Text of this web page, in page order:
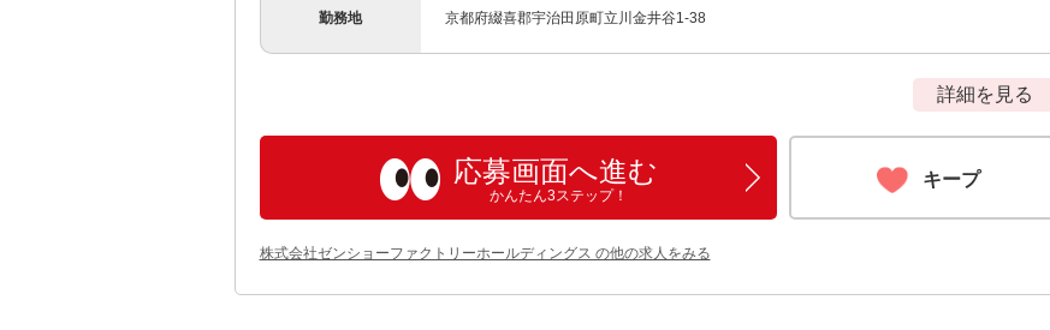
勤務地 京都府綴喜郡宇治田原町立川金井谷1-38
詳細を見る
応募画面へ進む
かんたん3ステップ！
キープ
株式会社ゼンショーファクトリーホールディングス の他の求人をみる